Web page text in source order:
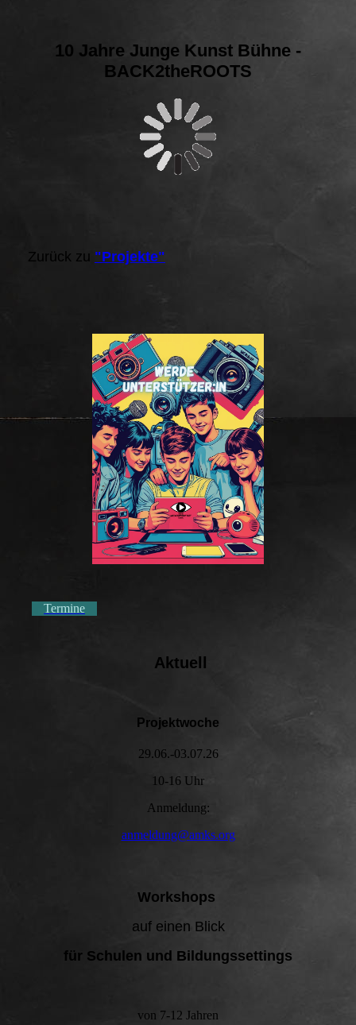
10 Jahre Junge Kunst Bühne -
BACK2theROOTS
Zurück zu "Projekte"
Termine
Aktuell
Projektwoche
29.06.-03.07.26
10-16 Uhr
Anmeldung:
anmeldung@amks.org
Workshops
auf einen Blick
für Schulen und Bildungssettings
von 7-12 Jahren